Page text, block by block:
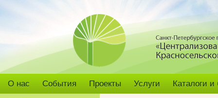
О нас События Проекты Услуги Каталоги